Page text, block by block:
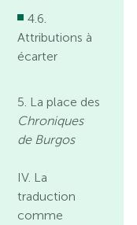
4.6.
Attributions à
écarter
5. La place des
Chroniques
de Burgos
IV. La
traduction
comme